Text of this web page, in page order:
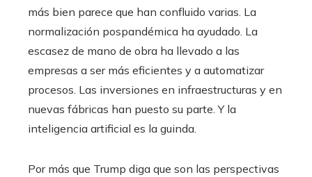
más bien parece que han confluido varias. La
normalización pospandémica ha ayudado. La
escasez de mano de obra ha llevado a las
empresas a ser más eficientes y a automatizar
procesos. Las inversiones en infraestructuras y en
nuevas fábricas han puesto su parte. Y la
inteligencia artificial es la guinda.
Por más que Trump diga que son las perspectivas